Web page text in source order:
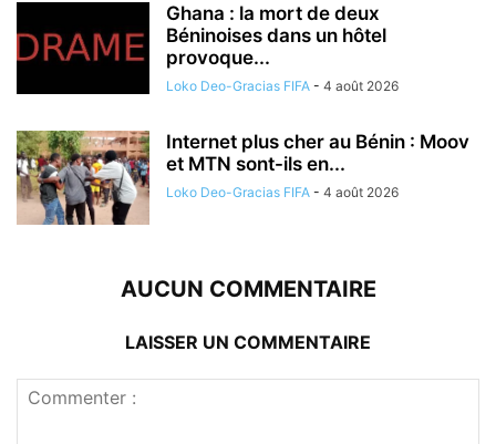
Ghana : la mort de deux
Béninoises dans un hôtel
provoque...
Loko Deo-Gracias FIFA - 4 août 2026
Internet plus cher au Bénin : Moov
et MTN sont-ils en...
Loko Deo-Gracias FIFA - 4 août 2026
AUCUN COMMENTAIRE
LAISSER UN COMMENTAIRE